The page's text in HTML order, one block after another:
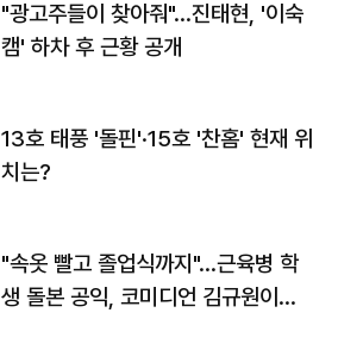
"광고주들이 찾아줘"…진태현, '이숙
캠' 하차 후 근황 공개
13호 태풍 '돌핀'·15호 '찬홈' 현재 위
치는?
"속옷 빨고 졸업식까지"…근육병 학
생 돌본 공익, 코미디언 김규원이었